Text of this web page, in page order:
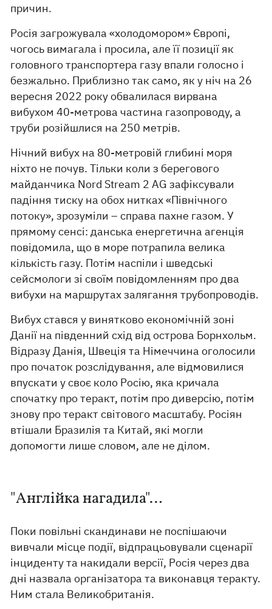
причин.
Росія загрожувала «холодомором» Європі,
чогось вимагала і просила, але її позиції як
головного транспортера газу впали голосно і
безжально. Приблизно так само, як у ніч на 26
вересня 2022 року обвалилася вирвана
вибухом 40-метрова частина газопроводу, а
труби розійшлися на 250 метрів.
Нічний вибух на 80-метровій глибині моря
ніхто не почув. Тільки коли з берегового
майданчика Nord Stream 2 AG зафіксували
падіння тиску на обох нитках «Північного
потоку», зрозуміли – справа пахне газом. У
прямому сенсі: данська енергетична агенція
повідомила, що в море потрапила велика
кількість газу. Потім наспіли і шведські
сейсмологи зі своїм повідомленням про два
вибухи на маршрутах залягання трубопроводів.
Вибух стався у винятково економічній зоні
Данії на південний схід від острова Борнхольм.
Відразу Данія, Швеція та Німеччина оголосили
про початок розслідування, але відмовилися
впускати у своє коло Росію, яка кричала
спочатку про теракт, потім про диверсію, потім
знову про теракт світового масштабу. Росіян
втішали Бразилія та Китай, які могли
допомогти лише словом, але не ділом.
"Англійка нагадила"…
Поки повільні скандинави не поспішаючи
вивчали місце події, відпрацьовували сценарії
інциденту та накидали версії, Росія через два
дні назвала організатора та виконавця теракту.
Ним стала Великобританія.